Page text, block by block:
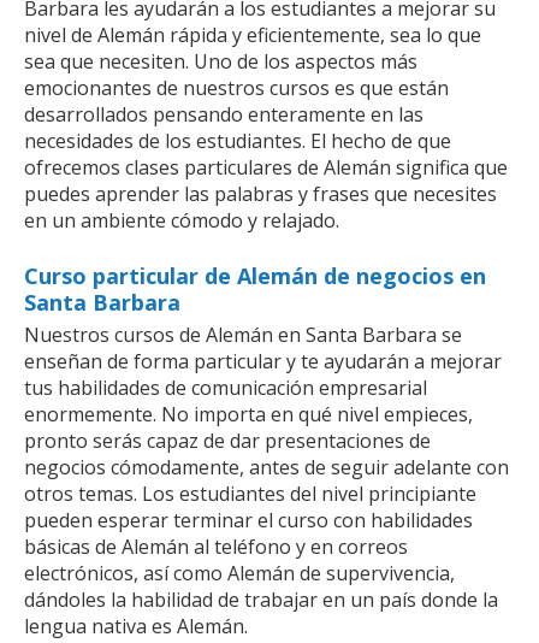
Barbara les ayudarán a los estudiantes a mejorar su
nivel de Alemán rápida y eficientemente, sea lo que
sea que necesiten. Uno de los aspectos más
emocionantes de nuestros cursos es que están
desarrollados pensando enteramente en las
necesidades de los estudiantes. El hecho de que
ofrecemos clases particulares de Alemán significa que
puedes aprender las palabras y frases que necesites
en un ambiente cómodo y relajado.
Curso particular de Alemán de negocios en
Santa Barbara
Nuestros cursos de Alemán en Santa Barbara se
enseñan de forma particular y te ayudarán a mejorar
tus habilidades de comunicación empresarial
enormemente. No importa en qué nivel empieces,
pronto serás capaz de dar presentaciones de
negocios cómodamente, antes de seguir adelante con
otros temas. Los estudiantes del nivel principiante
pueden esperar terminar el curso con habilidades
básicas de Alemán al teléfono y en correos
electrónicos, así como Alemán de supervivencia,
dándoles la habilidad de trabajar en un país donde la
lengua nativa es Alemán.